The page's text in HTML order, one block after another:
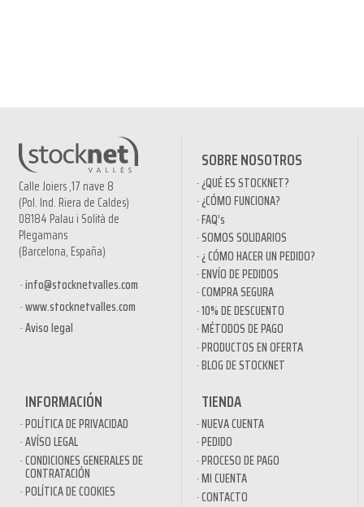
Calle Joiers ,17 nave 8
(Pol. Ind. Riera de Caldes)
08184 Palau i Solità de
Plegamans
(Barcelona, España)
info@stocknetvalles.com
www.stocknetvalles.com
Aviso legal
SOBRE NOSOTROS
¿QUÉ ES STOCKNET?
¿CÓMO FUNCIONA?
FAQ’s
SOMOS SOLIDARIOS
¿ CÓMO HACER UN PEDIDO?
ENVÍO DE PEDIDOS
COMPRA SEGURA
10% DE DESCUENTO
MÉTODOS DE PAGO
PRODUCTOS EN OFERTA
BLOG DE STOCKNET
INFORMACIÓN
POLÍTICA DE PRIVACIDAD
AVÍSO LEGAL
CONDICIONES GENERALES DE
CONTRATACIÓN
POLÍTICA DE COOKIES
TIENDA
NUEVA CUENTA
PEDIDO
PROCESO DE PAGO
MI CUENTA
CONTACTO